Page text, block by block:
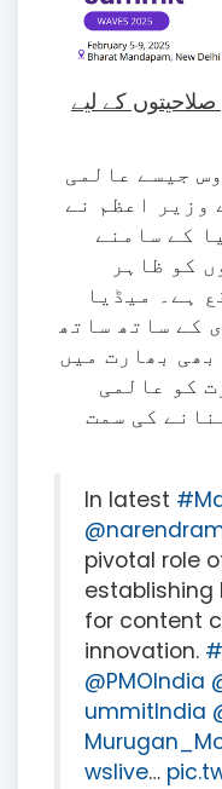
کے لیے
جیسے عالمی
وزیر اعظم نے
کے سامنے
کو ظاہر
ہے۔ میڈیا
کے ساتھ ساتھ
بھارت میں
کو عالمی
کی سمت
In latest
pivotal role
establishing
for content
innovation.
@PMOIndia
ummitIndia
wslive…